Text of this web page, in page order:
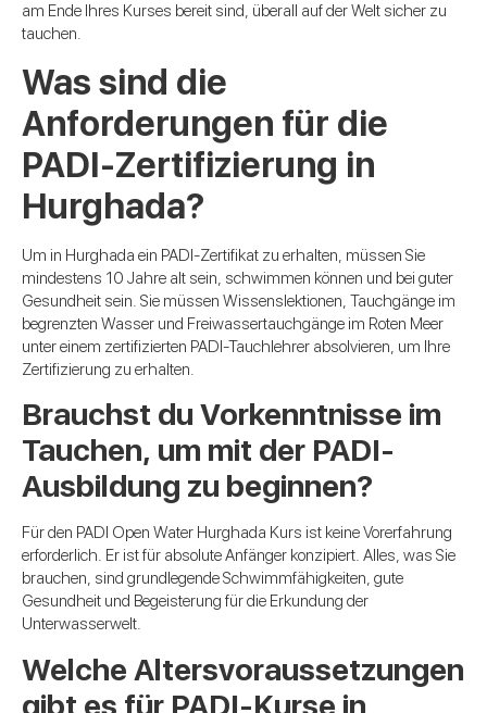
am Ende Ihres Kurses bereit sind, überall auf der Welt sicher zu
tauchen.
Was sind die
Anforderungen für die
PADI-Zertifizierung in
Hurghada?
Um in Hurghada ein PADI-Zertifikat zu erhalten, müssen Sie
mindestens 10 Jahre alt sein, schwimmen können und bei guter
Gesundheit sein. Sie müssen Wissenslektionen, Tauchgänge im
begrenzten Wasser und Freiwassertauchgänge im Roten Meer
unter einem zertifizierten PADI-Tauchlehrer absolvieren, um Ihre
Zertifizierung zu erhalten.
Brauchst du Vorkenntnisse im
Tauchen, um mit der PADI-
Ausbildung zu beginnen?
Für den PADI Open Water Hurghada Kurs ist keine Vorerfahrung
erforderlich. Er ist für absolute Anfänger konzipiert. Alles, was Sie
brauchen, sind grundlegende Schwimmfähigkeiten, gute
Gesundheit und Begeisterung für die Erkundung der
Unterwasserwelt.
Welche Altersvoraussetzungen
gibt es für PADI-Kurse in